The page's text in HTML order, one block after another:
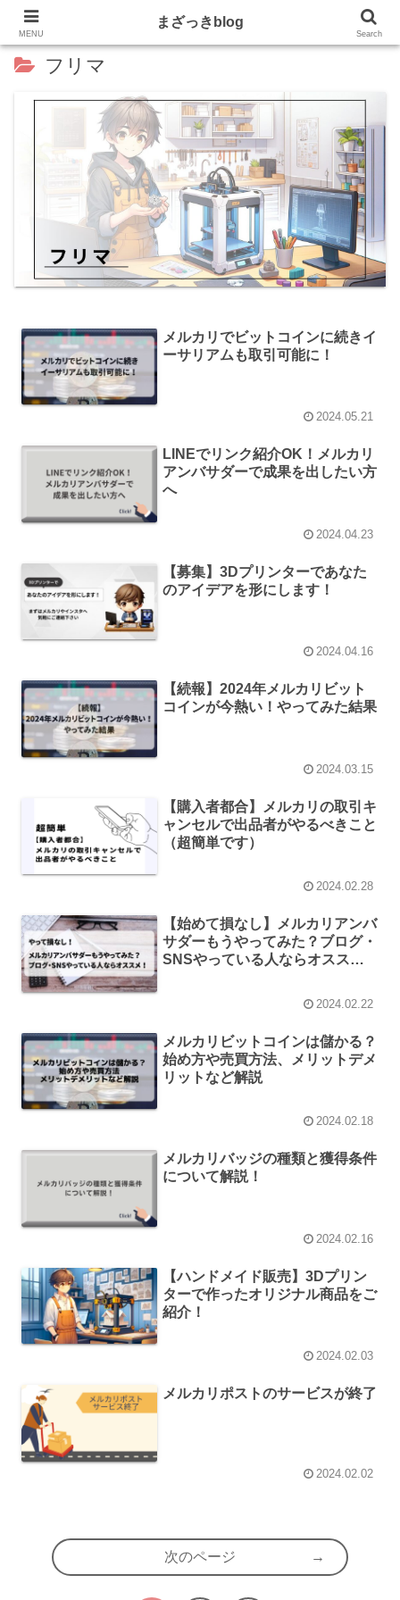
フリマ
メルカリでビットコインに続きイ
ーサリアムも取引可能に！
2024.05.21
LINEでリンク紹介OK！メルカリ
アンバサダーで成果を出したい方
へ
2024.04.23
【募集】3Dプリンターであなた
のアイデアを形にします！
2024.04.16
【続報】2024年メルカリビット
コインが今熱い！やってみた結果
2024.03.15
【購入者都合】メルカリの取引キ
ャンセルで出品者がやるべきこと
（超簡単です）
2024.02.28
【始めて損なし】メルカリアンバ
サダーもうやってみた？ブログ・
SNSやっている人ならオスス
2024.02.22
メルカリビットコインは儲かる？
始め方や売買方法、メリットデメ
リットなど解説
2024.02.18
メルカリバッジの種類と獲得条件
について解説！
2024.02.16
【ハンドメイド販売】3Dプリン
ターで作ったオリジナル商品をご
紹介！
2024.02.03
メルカリポストのサービスが終了
2024.02.02
次のページ
MENU
まざっきblog
Search